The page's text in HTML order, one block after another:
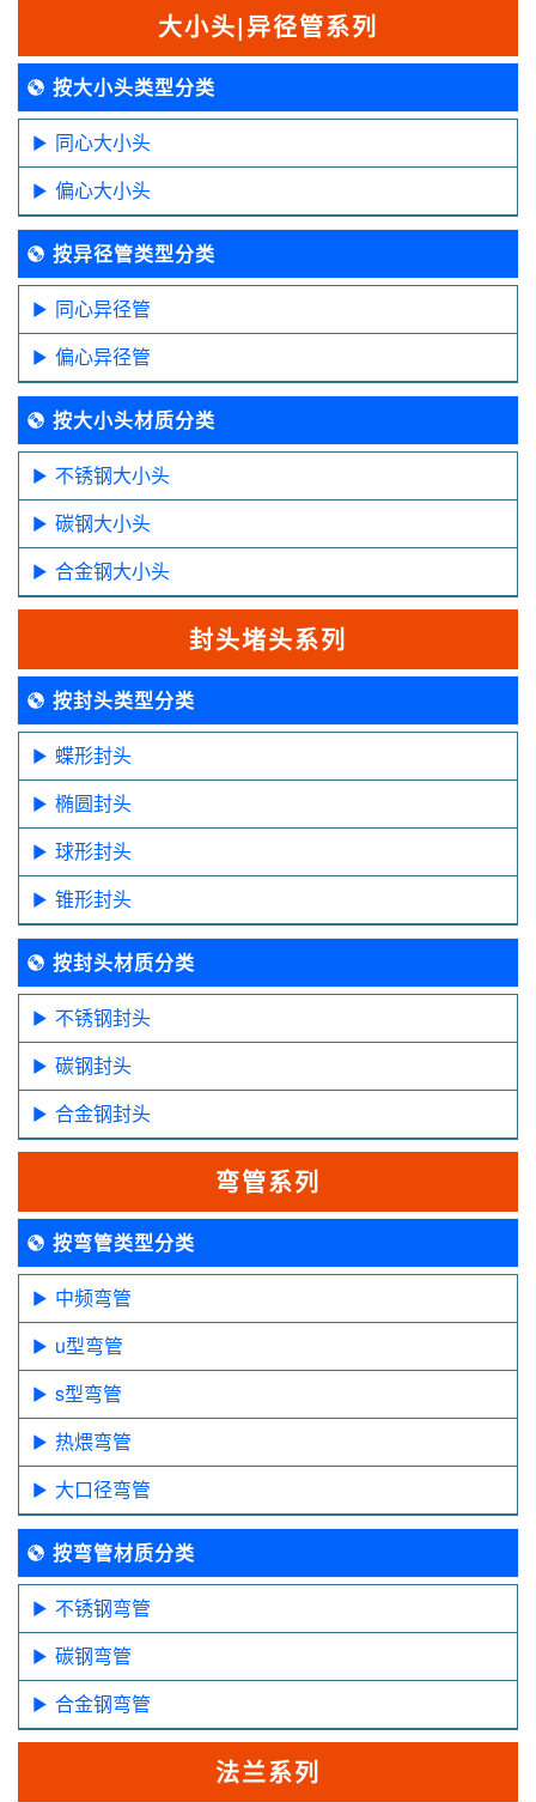
大小头|异径管系列
按大小头类型分类
同心大小头
偏心大小头
按异径管类型分类
同心异径管
偏心异径管
按大小头材质分类
不锈钢大小头
碳钢大小头
合金钢大小头
封头堵头系列
按封头类型分类
蝶形封头
椭圆封头
球形封头
锥形封头
按封头材质分类
不锈钢封头
碳钢封头
合金钢封头
弯管系列
按弯管类型分类
中频弯管
u型弯管
s型弯管
热煨弯管
大口径弯管
按弯管材质分类
不锈钢弯管
碳钢弯管
合金钢弯管
法兰系列